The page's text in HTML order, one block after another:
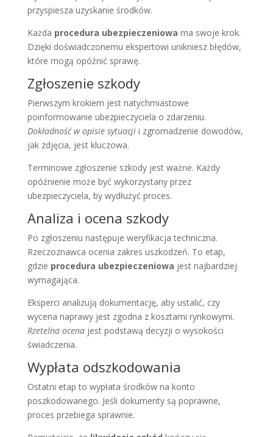
przyspiesza uzyskanie środków.
Każda procedura ubezpieczeniowa ma swoje krok.
Dzięki doświadczonemu ekspertowi unikniesz błędów,
które mogą opóźnić sprawę.
Zgłoszenie szkody
Pierwszym krokiem jest natychmiastowe
poinformowanie ubezpieczyciela o zdarzeniu.
Dokładność w opisie sytuacjii zgromadzenie dowodów,
jak zdjęcia, jest kluczowa.
Terminowe zgłoszenie szkody jest ważne. Każdy
opóźnienie może być wykorzystany przez
ubezpieczyciela, by wydłużyć proces.
Analiza i ocena szkody
Po zgłoszeniu następuje weryfikacja techniczna.
Rzeczoznawca ocenia zakres uszkodzeń. To etap,
gdzie procedura ubezpieczeniowa jest najbardziej
wymagająca.
Eksperci analizują dokumentację, aby ustalić, czy
wycena naprawy jest zgodna z kosztami rynkowymi.
Rzetelna ocenajest podstawą decyzji o wysokości
świadczenia.
Wypłata odszkodowania
Ostatni etap to wypłata środków na konto
poszkodowanego. Jeśli dokumenty są poprawne,
proces przebiega sprawnie.